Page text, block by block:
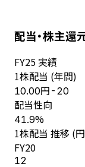
配当・株主還
FY25 実績
1株配当 (年間)
10.00円 -20
配当性向
41.9%
1株配当 推移 (円
FY20
12